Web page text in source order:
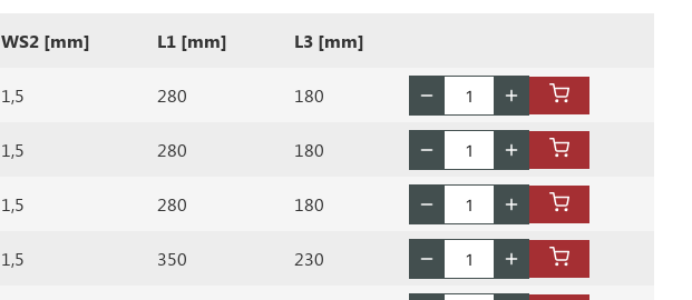
WS2 [mm] L1 [mm] L3 [mm]
1,5 280 180
1,5 280 180
1,5 280 180
1,5 350 230